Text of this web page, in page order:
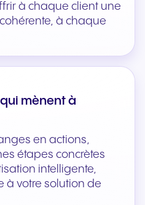
à chaque client une
à chaque
mènent à
en actions,
étapes concrètes
intelligente,
à votre solution de